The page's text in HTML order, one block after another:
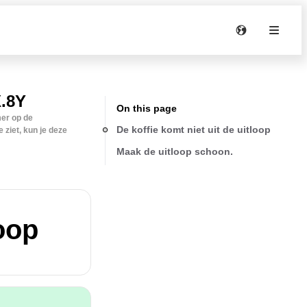
op de
ziet, kun je deze
On this page
De koffie komt niet uit de uitloop
Maak de uitloop schoon.